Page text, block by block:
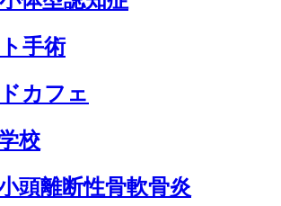
手術
カフェ
校
頭離断性骨軟骨炎